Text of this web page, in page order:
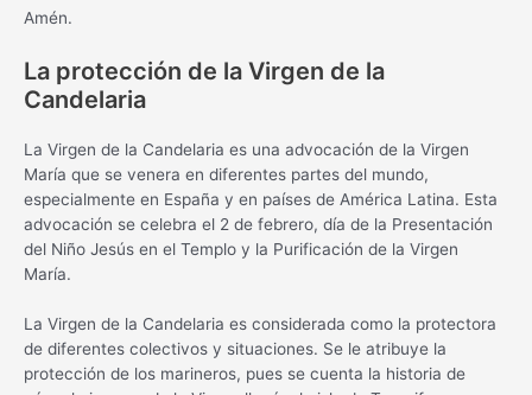
Amén.
La protección de la Virgen de la
Candelaria
La Virgen de la Candelaria es una advocación de la Virgen
María que se venera en diferentes partes del mundo,
especialmente en España y en países de América Latina. Esta
advocación se celebra el 2 de febrero, día de la Presentación
del Niño Jesús en el Templo y la Purificación de la Virgen
María.
La Virgen de la Candelaria es considerada como la protectora
de diferentes colectivos y situaciones. Se le atribuye la
protección de los marineros, pues se cuenta la historia de